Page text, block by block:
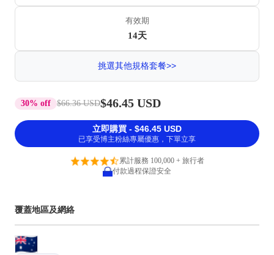
有效期
14天
挑選其他規格套餐>>
30% off $66.36 USD$46.45 USD
立即購買 - $46.45 USD
已享受博主粉絲專屬優惠，下單立享
累計服務 100,000 + 旅行者
付款過程保證安全
覆蓋地區及網絡